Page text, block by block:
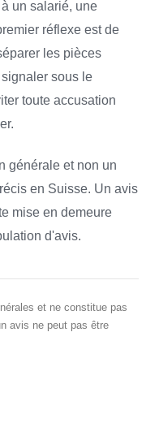
un salarié, une
réflexe est de
les pièces
sous le
toute accusation
générale et non un
en Suisse. Un avis
mise en demeure
d'avis.
et ne constitue pas
avis ne peut pas être